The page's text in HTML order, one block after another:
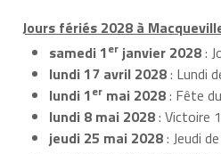
Jours fériés 2028 à
samedi 1er janvier 2028:
lundi 17 avril 2028: Lundi
lundi 1er mai 2028: Fête
lundi 8 mai 2028: Victoire
jeudi 25 mai 2028: Jeudi